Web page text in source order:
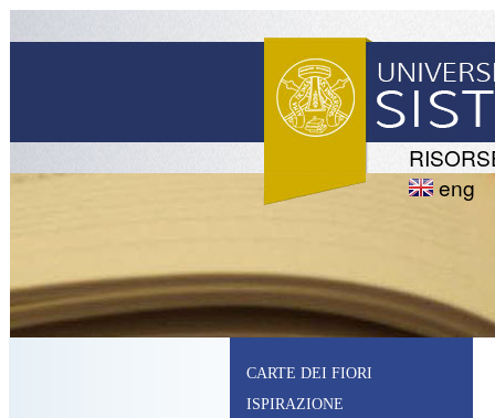
eng
CARTE DEI FIORI
ISPIRAZIONE